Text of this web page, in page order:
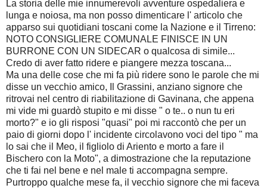
La storia delle mie innumerevoli avventure ospedaliera e
lunga e noiosa, ma non posso dimenticare l' articolo che
apparso sui quotidiani toscani come la Nazione e il Tirreno:
NOTO CONSIGLIERE COMUNALE FINISCE IN UN
BURRONE CON UN SIDECAR o qualcosa di simile...
Credo di aver fatto ridere e piangere mezza toscana...
Ma una delle cose che mi fa più ridere sono le parole che mi
disse un vecchio amico, Il Grassini, anziano signore che
ritrovai nel centro di riabilitazione di Gavinana, che appena
mi vide mi guardò stupito e mi disse " o te.. o nun tu eri
morto?" e io gli risposi "quasi" poi mi raccontò che per un
paio di giorni dopo l' incidente circolavono voci del tipo " ma
lo sai che il Meo, il figliolo di Ariento e morto a fare il
Bischero con la Moto", a dimostrazione che la reputazione
che ti fai nel bene e nel male ti accompagna sempre.
Purtroppo qualche mese fa, il vecchio signore che mi faceva